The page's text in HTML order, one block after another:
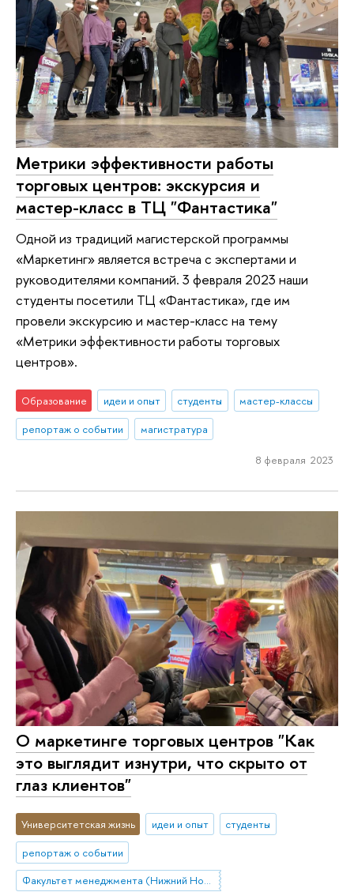
Метрики эффективности работы
торговых центров: экскурсия и
мастер-класс в ТЦ "Фантастика"
Одной из традиций магистерской программы
«Маркетинг» является встреча с экспертами и
руководителями компаний. 3 февраля 2023 наши
студенты посетили ТЦ «Фантастика», где им
провели экскурсию и мастер-класс на тему
«Метрики эффективности работы торговых
центров».
Образование идеи и опыт студенты
мастер-классы
репортаж о событии
магистратура
8 февраля 2023
О маркетинге торговых центров "Как
это выглядит изнутри, что скрыто от
глаз клиентов"
Университетская жизнь идеи и опыт
студенты
репортаж о событии
Факультет менеджмента (Нижний Новгород)